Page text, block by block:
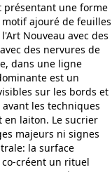
présentant une forme
ajouré de feuilles
Nouveau avec des
des nervures de
dans une ligne
est un
sur les bords et
les techniques
laiton. Le sucrier
majeurs ni signes
la surface
créent un rituel